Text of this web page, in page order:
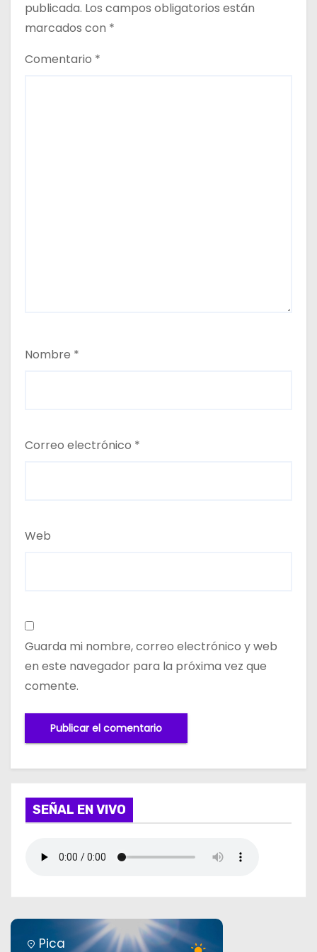
s
publicada. Los campos obligatorios están
marcados con *
Comentario *
Nombre *
Correo electrónico *
Web
Guarda mi nombre, correo electrónico y web
en este navegador para la próxima vez que
comente.
SEÑAL EN VIVO
Pica